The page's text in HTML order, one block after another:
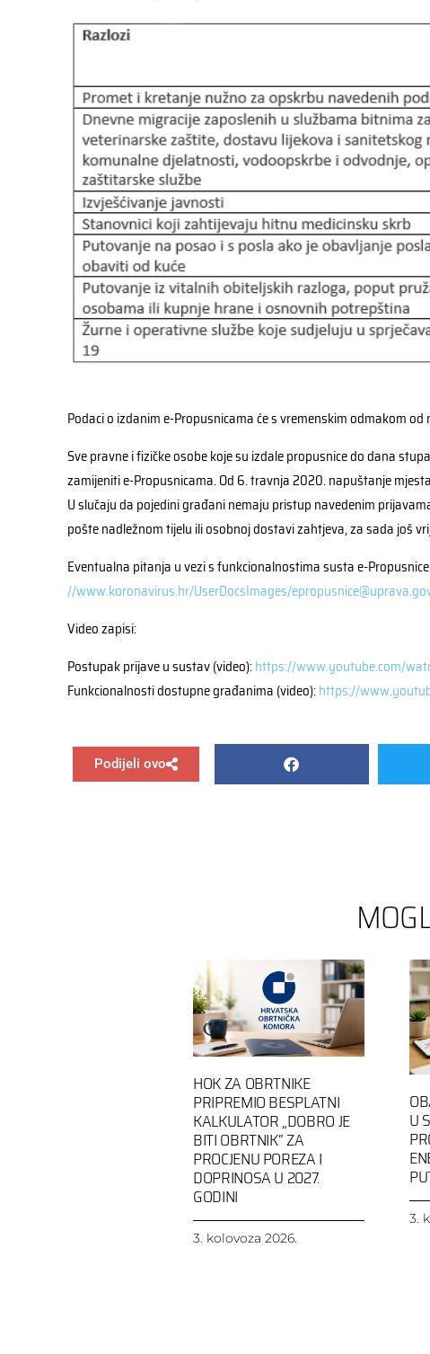
Podaci o izdanim e-Propusnicama će s vremenskim odmakom
Sve pravne i fizičke osobe koje su izdale propusnice do dana
zamijeniti e-Propusnicama. Od 6. travnja 2020. napuštanje
U slučaju da pojedini građani nemaju pristup navedenim
pošte nadležnom tijelu ili osobnoj dostavi zahtjeva, za sada još
Eventualna pitanja u vezi s funkcionalnostima susta e-
//www.koronavirus.hr/UserDocsImages/
Video zapisi:
Postupak prijave u sustav (video):https://www.youtube.com/
Funkcionalnosti dostupne građanima (video):https://
Podijeli ovo
HOK ZA OBRTNIKE
PRIPREMIO BESPLATNI
KALKULATOR „DOBRO JE
BITI OBRTNIK“ ZA
PROCJENU POREZA I
DOPRINOSA U 2027.
GODINI
3. kolovoza 2026.
U
3.